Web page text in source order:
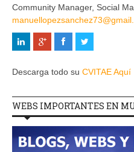
Community Manager, Social
Descarga todo su CVITAE Aquí
WEBS IMPORTANTES EN